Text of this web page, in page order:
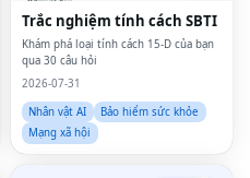
Trắc nghiệm tính cách SBTI
Khám phá loại tính cách 15-D của bạn
qua 30 câu hỏi
2026-07-31
Nhân vật AI
Bảo hiểm sức khỏe
Mạng xã hội